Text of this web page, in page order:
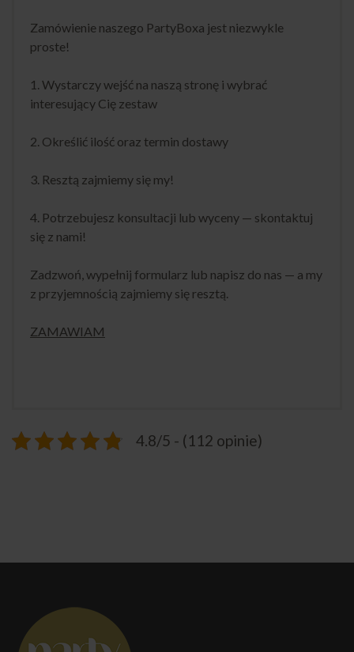
Zamówienie naszego PartyBoxa jest niezwykle
proste!
1. Wystarczy wejść na naszą stronę i wybrać
interesujący Cię zestaw
2. Określić ilość oraz termin dostawy
3. Resztą zajmiemy się my!
4. Potrzebujesz konsultacji lub wyceny — skontaktuj
się z nami!
Zadzwoń, wypełnij formularz lub napisz do nas — a my
z przyjemnością zajmiemy się resztą.
ZAMAWIAM
4.8/5 - (112 opinie)